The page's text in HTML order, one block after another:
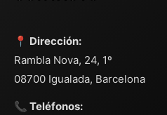
📍 Dirección:
Rambla Nova, 24, 1º
08700 Igualada, Barcelona
📞 Teléfonos: